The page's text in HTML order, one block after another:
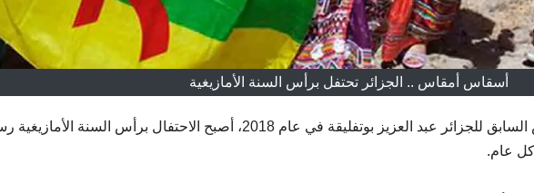
أسقاس أمقاس .. الجزائر تحتفل برأس السنة الأمازيغية
أسقاس أمقاس .. منذ قرار الرئيس السابق للجزائر عبد العزيز بوتفليقة في عام 2018، أصبح الاحتفال برأس السنة